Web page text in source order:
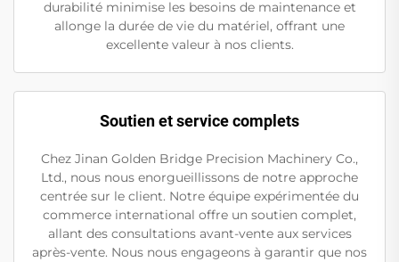
durabilité minimise les besoins de maintenance et
allonge la durée de vie du matériel, offrant une
excellente valeur à nos clients.
Soutien et service complets
Chez Jinan Golden Bridge Precision Machinery Co.,
Ltd., nous nous enorgueillissons de notre approche
centrée sur le client. Notre équipe expérimentée du
commerce international offre un soutien complet,
allant des consultations avant-vente aux services
après-vente. Nous nous engageons à garantir que nos